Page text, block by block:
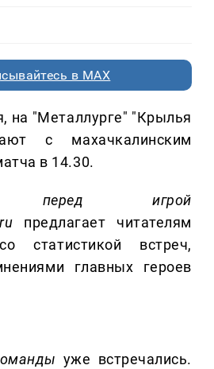
в MAX
на "Металлурге" "Крылья
с махачкалинским
в 14.30.
перед игрой
предлагает читателям
статистикой встреч,
главных героев
уже встречались.